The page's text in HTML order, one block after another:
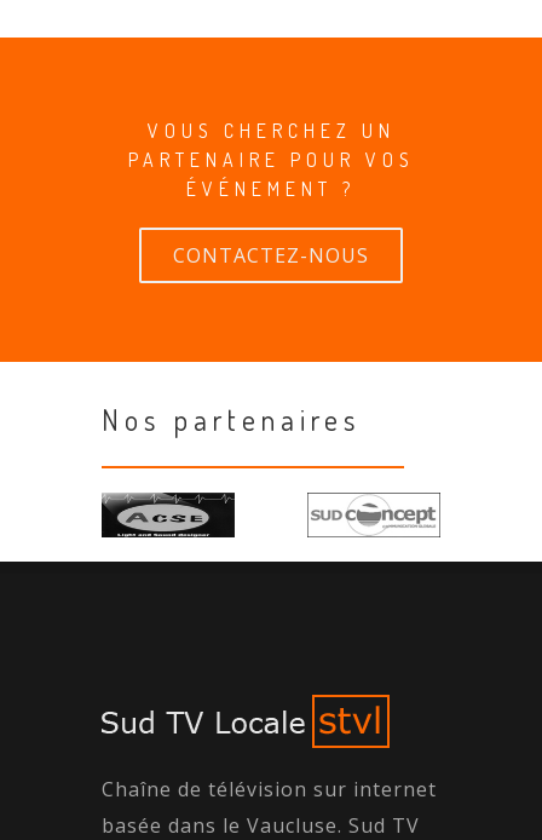
VOUS CHERCHEZ UN
PARTENAIRE POUR VOS
ÉVÉNEMENT ?
CONTACTEZ-NOUS
Nos partenaires
Chaîne de télévision sur internet
basée dans le Vaucluse. Sud TV